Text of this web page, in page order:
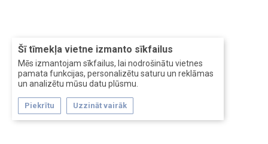
Šī tīmekļa vietne izmanto sīkfailus
Mēs izmantojam sīkfailus, lai nodrošinātu vietnes
pamata funkcijas, personalizētu saturu un reklāmas
un analizētu mūsu datu plūsmu.
Piekrītu Uzzināt vairāk